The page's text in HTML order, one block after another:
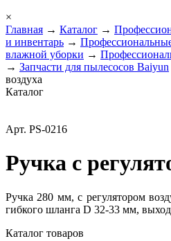
×
Главная → Каталог →
и инвентарь →
влажной уборки →
→ Запчасти для пылесосов Baiyun
воздуха
Каталог
Арт. PS-0216
Ручка с
Ручка 280 мм, с регулятором
гибкого шланга D 32-33 мм,
Каталог товаров